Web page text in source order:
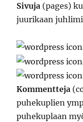
Sivuja (pages)
juurikaan
Kommentteja
puhekuplien
puhekuplaan